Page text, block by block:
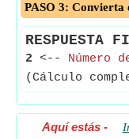
PASO 3: Convierta
RESPUESTA
2 <-- Número
(Cálculo
Aquí estás-